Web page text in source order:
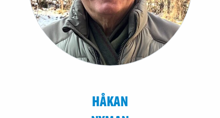
HÅKAN